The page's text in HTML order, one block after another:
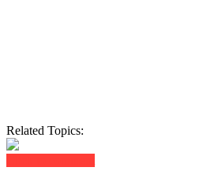
Related Topics: